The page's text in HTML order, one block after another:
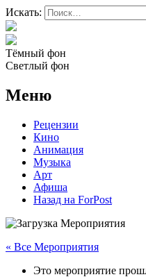
Искать:
Тёмный фон
Светлый фон
Меню
Рецензии
Кино
Анимация
Музыка
Арт
Афиша
Назад на ForPost
« Все Мероприятия
Это мероприятие